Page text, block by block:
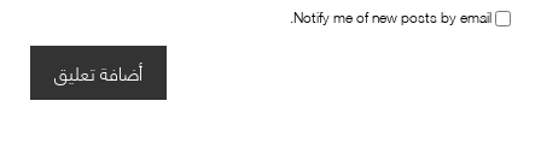
Notify me of new posts by email.